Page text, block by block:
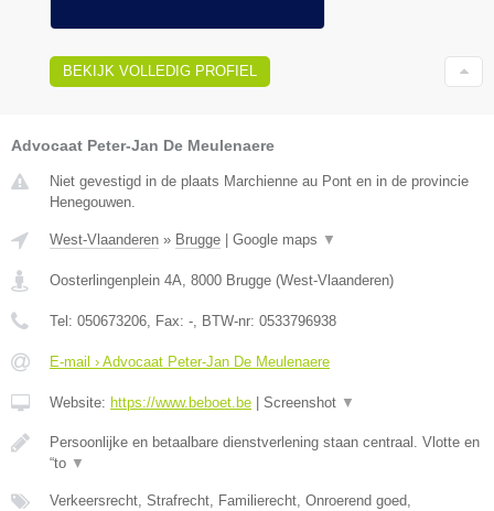
BEKIJK VOLLEDIG PROFIEL
Advocaat Peter-Jan De Meulenaere
Niet gevestigd in de plaats Marchienne au Pont en in de provincie
Henegouwen.
West-Vlaanderen » Brugge Google maps ▼
Oosterlingenplein 4A 8000 Brugge (West-Vlaanderen)
Tel: 050673206 , Fax: - , BTW-nr: 0533796938
E-mail › Advocaat Peter-Jan De Meulenaere
Website: https://www.beboet.be Screenshot ▼
Persoonlijke en betaalbare dienstverlening staan centraal. Vlotte en
“to ▼
Verkeersrecht, Strafrecht, Familierecht, Onroerend goed,